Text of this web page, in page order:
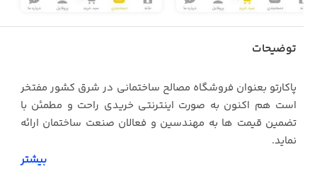
توضیحات
پاکارتو بعنوان فروشگاه مصالح ساختمانی در شرق کشور مفتخر
است هم اکنون به صورت اینترنتی خریدی راحت و مطمئن با
تضمین قیمت ها به مهندسین و فعالان صنعت ساختمان ارائه
نماید.
بیشتر